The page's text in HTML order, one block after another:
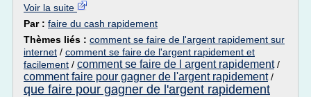
Voir la suite
Par : faire du cash rapidement
Thèmes liés : comment se faire de l'argent rapidement sur
internet / comment se faire de l'argent rapidement et
facilement / comment se faire de l argent rapidement/
comment faire pour gagner de l'argent rapidement/
que faire pour gagner de l'argent rapidement